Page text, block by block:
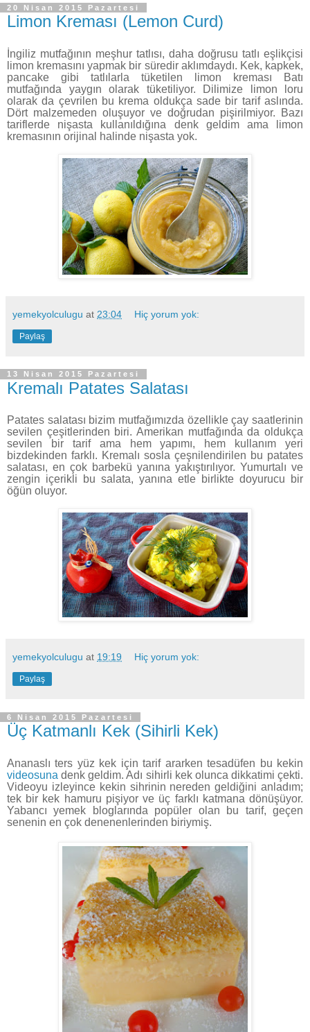
20 Nisan 2015 Pazartesi
Limon Kreması (Lemon Curd)
İngiliz mutfağının meşhur tatlısı, daha doğrusu tatlı eşlikçisi
limon kremasını yapmak bir süredir aklımdaydı. Kek, kapkek,
pancake gibi tatlılarla tüketilen limon kreması Batı
mutfağında yaygın olarak tüketiliyor. Dilimize limon loru
olarak da çevrilen bu krema oldukça sade bir tarif aslında.
Dört malzemeden oluşuyor ve doğrudan pişirilmiyor. Bazı
tariflerde nişasta kullanıldığına denk geldim ama limon
kremasının orijinal halinde nişasta yok.
yemekyolculugu at 23:04 Hiç yorum yok:
Paylaş
13 Nisan 2015 Pazartesi
Kremalı Patates Salatası
Patates salatası bizim mutfağımızda özellikle çay saatlerinin
sevilen çeşitlerinden biri. Amerikan mutfağında da oldukça
sevilen bir tarif ama hem yapımı, hem kullanım yeri
bizdekinden farklı. Kremalı sosla çeşnilendirilen bu patates
salatası, en çok barbekü yanına yakıştırılıyor. Yumurtalı ve
zengin içerikli bu salata, yanına etle birlikte doyurucu bir
öğün oluyor.
yemekyolculugu at 19:19 Hiç yorum yok:
Paylaş
6 Nisan 2015 Pazartesi
Üç Katmanlı Kek (Sihirli Kek)
Ananaslı ters yüz kek için tarif ararken tesadüfen bu kekin
videosuna denk geldim. Adı sihirli kek olunca dikkatimi çekti.
Videoyu izleyince kekin sihrinin nereden geldiğini anladım;
tek bir kek hamuru pişiyor ve üç farklı katmana dönüşüyor.
Yabancı yemek bloglarında popüler olan bu tarif, geçen
senenin en çok denenenlerinden biriymiş.